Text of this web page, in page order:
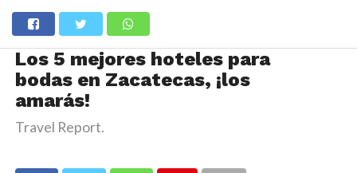
Los 5 mejores hoteles para
bodas en Zacatecas, ¡los
amarás!
Travel Report.